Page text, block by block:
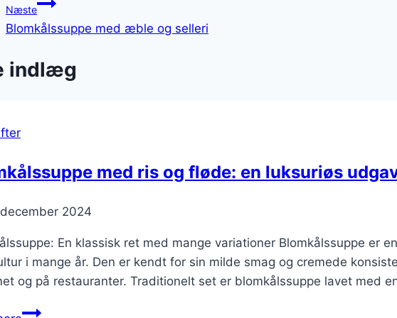
Næste
Blomkålssuppe med æble og selleri
indlæg
med ris og fløde: en luksuriøs
2024
En klassisk ret med mange variationer Blomkålssuppe er
i mange år. Den er kendt for sin milde smag og cremede
og på restauranter. Traditionelt set er blomkålssuppe lavet med
Blomkålssuppe